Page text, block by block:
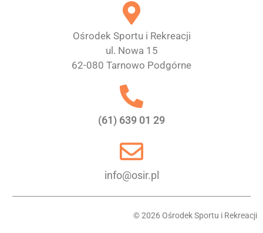
Ośrodek Sportu i Rekreacji
ul. Nowa 15
62-080 Tarnowo Podgórne
(61) 639 01 29
info@osir.pl
© 2026 Ośrodek Sportu i Rekreacji